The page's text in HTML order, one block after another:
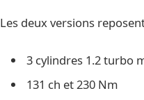
Les deux versions
3 cylindres 1.2 turbo
131 ch et 230 Nm